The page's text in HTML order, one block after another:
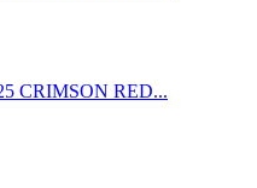
CRIMSON RED...